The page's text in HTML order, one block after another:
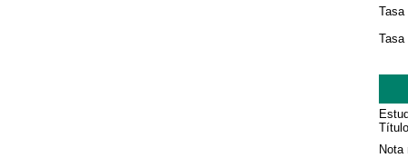
Tasa
Tasa
Título
Nota